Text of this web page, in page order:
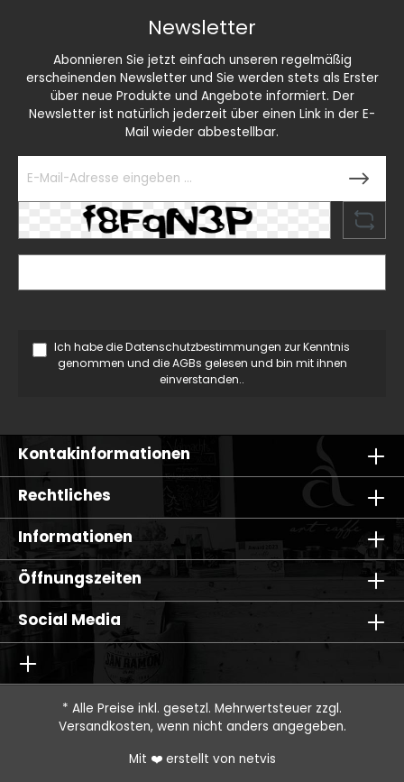
Newsletter
Abonnieren Sie jetzt einfach unseren regelmäßig
erscheinenden Newsletter und Sie werden stets als Erster
über neue Produkte und Angebote informiert. Der
Newsletter ist natürlich jederzeit über einen Link in der E-
Mail wieder abbestellbar.
Ich habe dieDatenschutzbestimmungen zur Kenntnis
genommen und dieAGBs gelesen und bin mit ihnen
einverstanden..
Kontakinformationen
Rechtliches
Informationen
Öffnungszeiten
Social Media
* Alle Preise inkl. gesetzl. Mehrwertsteuer zzgl.
Versandkosten, wenn nicht anders angegeben.
Mit ❤️ erstellt von netvis